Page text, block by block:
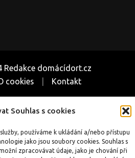
Souhlas s cookies
používáme k ukládání a/nebo přístupu
jako jsou soubory cookies. Souhlas s
zpracovávat údaje, jako je chování při
Redakce domácídort.cz
cookies Kontakt
o pečení a receptech:
SuperRecepty.eu |
DotekSlova.cz
stránky|CZIN.eu